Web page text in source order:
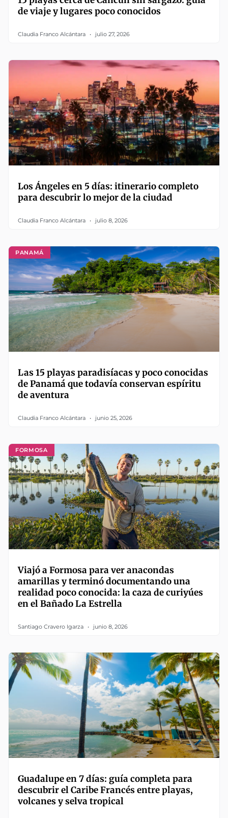
de viaje y lugares poco conocidos
Claudia Franco Alcántara julio 27, 2026
Los Ángeles en 5 días: itinerario completo
para descubrir lo mejor de la ciudad
Claudia Franco Alcántara julio 8, 2026
PANAMÁ
Las 15 playas paradisíacas y poco conocidas
de Panamá que todavía conservan espíritu
de aventura
Claudia Franco Alcántara junio 25, 2026
FORMOSA
Viajó a Formosa para ver anacondas
amarillas y terminó documentando una
realidad poco conocida: la caza de curiyúes
en el Bañado La Estrella
Santiago Cravero Igarza junio 8, 2026
Guadalupe en 7 días: guía completa para
descubrir el Caribe Francés entre playas,
volcanes y selva tropical